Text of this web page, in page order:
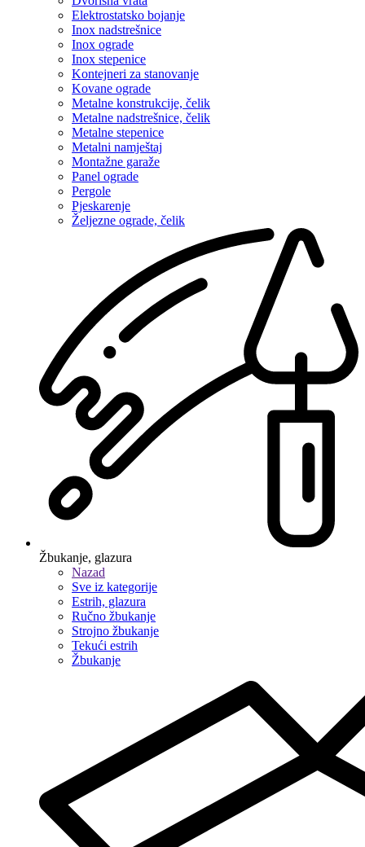
Elektrostatsko bojanje
Inox nadstrešnice
Inox ograde
Inox stepenice
Kontejneri za stanovanje
Kovane ograde
Metalne konstrukcije, čelik
Metalne nadstrešnice, čelik
Metalne stepenice
Metalni namještaj
Montažne garaže
Panel ograde
Pergole
Pjeskarenje
Željezne ograde, čelik
Žbukanje, glazura
Nazad
Sve iz kategorije
Estrih, glazura
Ručno žbukanje
Strojno žbukanje
Tekući estrih
Žbukanje